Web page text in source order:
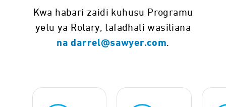
Kwa habari zaidi kuhusu Programu
yetu ya Rotary, tafadhali wasiliana
na darrel@sawyer.com.